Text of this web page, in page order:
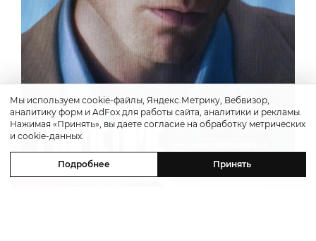
Мы используем cookie-файлы, Яндекс.Метрику, Вебвизор,
аналитику форм и AdFox для работы сайта, аналитики и рекламы.
Нажимая «Принять», вы даете согласие на обработку метрических
и cookie-данных.
Подробнее Принять